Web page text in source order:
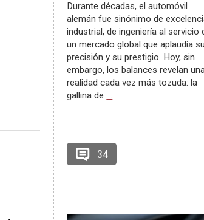
Durante décadas, el automóvil
alemán fue sinónimo de
industrial, de ingeniería al servicio
un mercado global que aplaudía su
precisión y su prestigio. Hoy, sin
embargo, los balances revelan
realidad cada vez más tozuda: la
gallina de…
34